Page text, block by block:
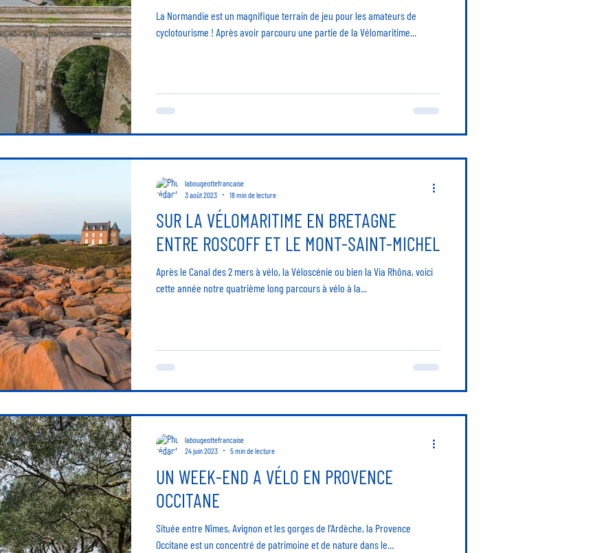
La Normandie est un magnifique terrain de jeu pour les amateurs de
cyclotourisme ! Après avoir parcouru une partie de la Vélomaritime...
SUR LA VÉLOMARITIME EN BRETAGNE
ENTRE ROSCOFF ET LE MONT-SAINT-MICHEL
Après le Canal des 2 mers à vélo, la Véloscénie ou bien la Via Rhôna, voici
cette année notre quatrième long parcours à vélo à la...
labougeottefrancaise
3 août 2023
18 min de lecture
UN WEEK-END A VÉLO EN PROVENCE
OCCITANE
Située entre Nîmes, Avignon et les gorges de l’Ardèche, la Provence
Occitane est un concentré de patrimoine et de nature dans le...
labougeottefrancaise
24 juin 2023
5 min de lecture